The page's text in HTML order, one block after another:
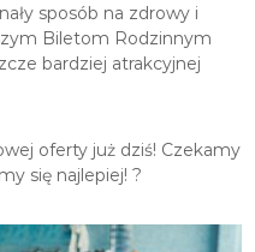
sposób na zdrowy i
Biletom Rodzinnym
bardziej atrakcyjnej
oferty już dziś! Czekamy
się najlepiej! ?